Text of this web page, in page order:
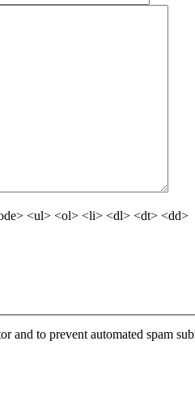
<ul> <ol> <li> <dl> <dt> <dd>
and to prevent automated spam